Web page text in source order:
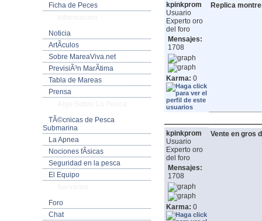
Ficha de Peces
Noticia
ArtÃ­culos
Sobre MareaViva.net
PrevisiÃ³n MarÃ­tima
Tabla de Mareas
Prensa
TÃ©cnicas de Pesca
Submarina
La Apnea
Nociones fÃ­sicas
Seguridad en la pesca
El Equipo
Foro
Chat
kpinkprom
Usuario
Experto oro
del foro
Mensajes:
1708
Karma: 0
Replica
kpinkprom
Usuario
Experto oro
del foro
Mensajes:
1708
Karma: 0
Vente en gros